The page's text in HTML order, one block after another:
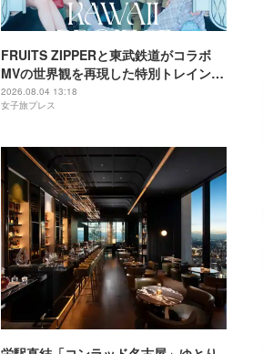
FRUITS ZIPPERと東武鉄道がコラボ
MVの世界観を再現した特別トレイン＆
メンバーの限定アナウンス
2026.08.04 13:18
女子旅プレス